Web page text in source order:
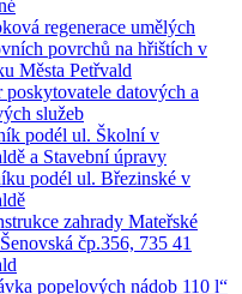
regenerace umělých
povrchů na hřištích v
Města Petřvald
poskytovatele datových a
služeb
podél ul. Školní v
a Stavební úpravy
podél ul. Březinské v
zahrady Mateřské
čp.356, 735 41
popelových nádob 110 l“